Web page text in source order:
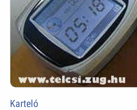
Karteló